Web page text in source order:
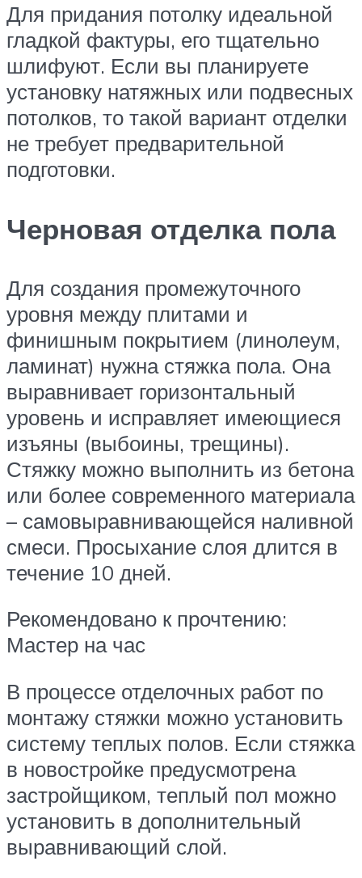
Для придания потолку идеальной
гладкой фактуры, его тщательно
шлифуют. Если вы планируете
установку натяжных или подвесных
потолков, то такой вариант отделки
не требует предварительной
подготовки.
Черновая отделка пола
Для создания промежуточного
уровня между плитами и
финишным покрытием (линолеум,
ламинат) нужна стяжка пола. Она
выравнивает горизонтальный
уровень и исправляет имеющиеся
изъяны (выбоины, трещины).
Стяжку можно выполнить из бетона
или более современного материала
– самовыравнивающейся наливной
смеси. Просыхание слоя длится в
течение 10 дней.
Рекомендовано к прочтению:
Мастер на час
В процессе отделочных работ по
монтажу стяжки можно установить
систему теплых полов. Если стяжка
в новостройке предусмотрена
застройщиком, теплый пол можно
установить в дополнительный
выравнивающий слой.